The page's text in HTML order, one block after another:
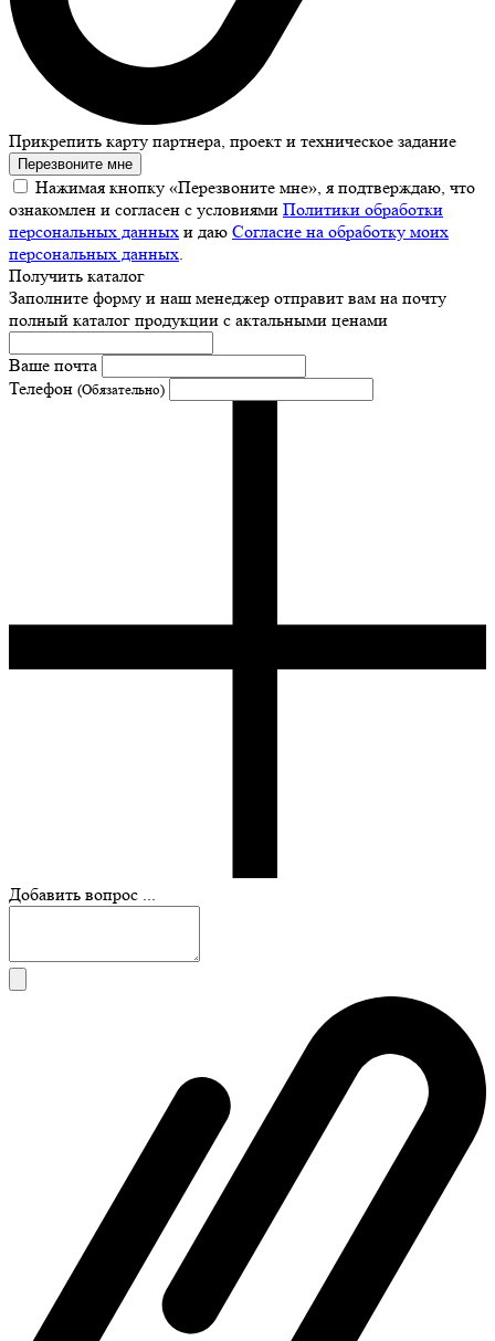
Прикрепить карту партнера, проект и техническое задание
Перезвоните мне
Нажимая кнопку «Перезвоните мне», я подтверждаю, что
ознакомлен и согласен с условиями Политики обработки
персональных данных и даю Согласие на обработку моих
персональных данных.
Получить каталог
Заполните форму и наш менеджер отправит вам на почту
полный каталог продукции с актальными ценами
Ваше почта
Телефон (Обязательно)
Добавить вопрос ...